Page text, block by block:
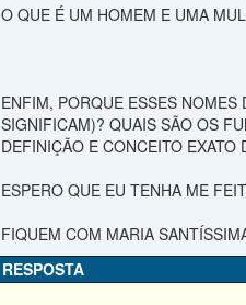
O QUE É UM HOMEM E UMA
ENFIM, PORQUE ESSES
SIGNIFICAM)? QUAIS SÃO OS
DEFINIÇÃO E CONCEITO EXATO
ESPERO QUE EU TENHA ME
FIQUEM COM MARIA
RESPOSTA